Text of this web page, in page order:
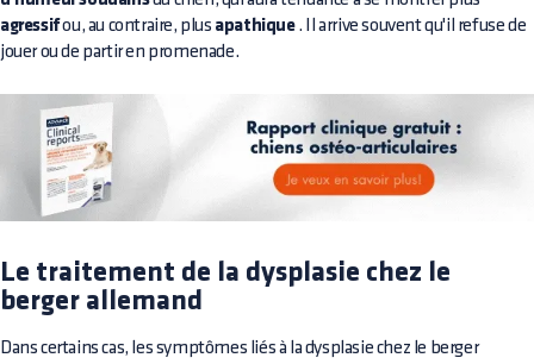
agressifou, au contraire, plus apathique. Il arrive souvent qu'il refuse de
jouer ou de partir en promenade.
Le traitement de la dysplasie chez le
berger allemand
Dans certains cas, les symptômes liés à la dysplasie chez le berger